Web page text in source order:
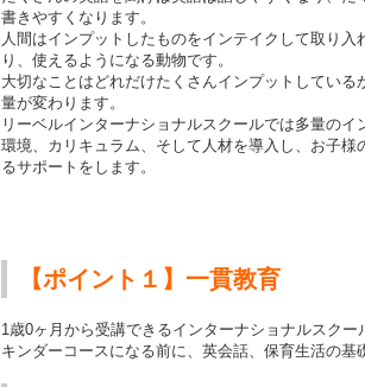
書きやすくなります。
人間はインプットしたものをインテイクして取り入
り、使えるようになる動物です。
大切なことはどれだけたくさんインプットしている
量が変わります。
リーベルインターナショナルスクールでは多量のイ
環境、カリキュラム、そして人材を導入し、お子様
るサポートをします。
【ポイント１】一貫教育
1歳0ヶ月から受講できるインターナショナルスクー
キンダーコースになる前に、英会話、保育生活の基